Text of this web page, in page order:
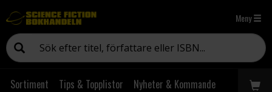
Meny
Sortiment Tips & Topplistor
Nyheter & Kommande